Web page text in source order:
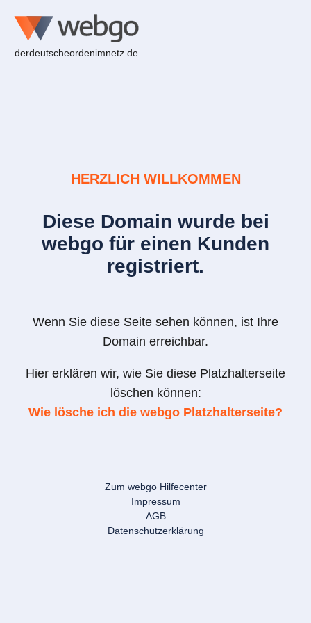
derdeutscheordenimnetz.de
HERZLICH WILLKOMMEN
Diese Domain wurde bei
webgo für einen Kunden
registriert.
Wenn Sie diese Seite sehen können, ist Ihre
Domain erreichbar.
Hier erklären wir, wie Sie diese Platzhalterseite
löschen können:
Wie lösche ich die webgo Platzhalterseite?
Zum webgo Hilfecenter
Impressum
AGB
Datenschutzerklärung